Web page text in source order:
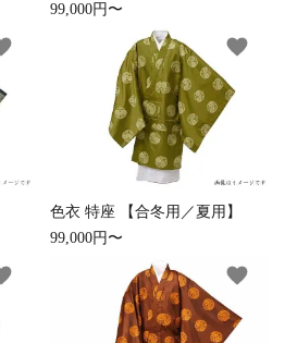
99,000円〜
色衣 特座 【合冬用／夏用】
99,000円〜
favorite
favorite